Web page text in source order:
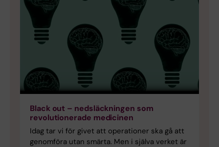
Black out – nedsläckningen som
revolutionerade medicinen
Idag tar vi för givet att operationer ska gå att
genomföra utan smärta. Men i själva verket är